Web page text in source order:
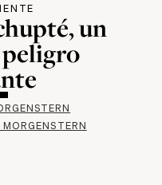
un
MORGENSTERN